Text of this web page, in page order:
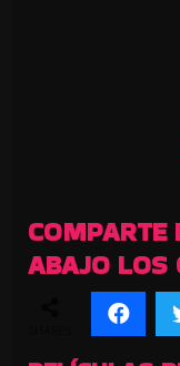
ABAJO LOS